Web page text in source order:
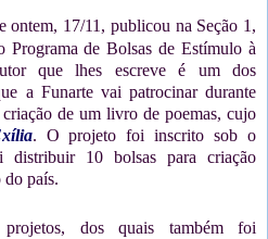
ontem, 17/11, publicou na Seção 1,
Programa de Bolsas de Estímulo à
que lhes escreve é um dos
a Funarte vai patrocinar durante
de um livro de poemas, cujo
. O projeto foi inscrito sob o
10 bolsas para criação
do país.
dos quais também foi